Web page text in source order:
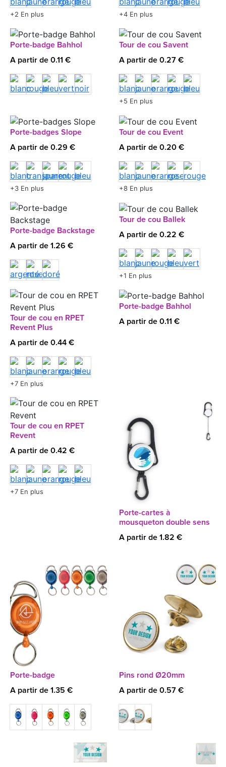
+2 En plus +4 En plus
Porte-badge Bahhol
A partir de 0.11 €
Tour de cou Savent
A partir de 0.27 €
+5 En plus
Porte-badges Slope
A partir de 0.29 €
+3 En plus
Tour de cou Event
A partir de 0.20 €
+8 En plus
Porte-badge Backstage
A partir de 1.26 €
Tour de cou Ballek
A partir de 0.22 €
+1 En plus
Tour de cou en RPET
Revent Plus
A partir de 0.44 €
+7 En plus
Porte-badge Bahhol
A partir de 0.11 €
Tour de cou en RPET
Revent
A partir de 0.42 €
+7 En plus
Porte-cartes à
mousqueton double sens
A partir de 1.82 €
Porte-badge
A partir de 1.35 €
Pins rond Ø20mm
A partir de 0.57 €